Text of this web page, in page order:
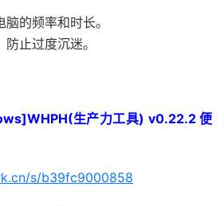
的频率和时长。
止过度沉迷。
生产力工具) v0.22.2 便
s/b39fc9000858